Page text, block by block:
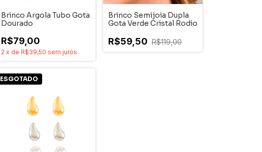
Brinco Argola Tubo Gota
Dourado
R$79,00
2 x de R$39,50 sem juros
Brinco Semijoia Dupla
Gota Verde Cristal Rodio
R$59,50 R$119,00
ESGOTADO